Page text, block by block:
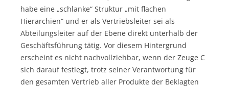
habe eine „schlanke“ Struktur „mit flachen
Hierarchien“ und er als Vertriebsleiter sei als
Abteilungsleiter auf der Ebene direkt unterhalb der
Geschäftsführung tätig. Vor diesem Hintergrund
erscheint es nicht nachvollziehbar, wenn der Zeuge C
sich darauf festlegt, trotz seiner Verantwortung für
den gesamten Vertrieb aller Produkte der Beklagten